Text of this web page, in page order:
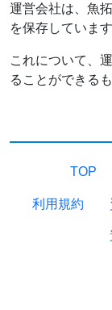
運営会社は、魚
を保存しています
これについて、
ることができる
TOP
利用規約